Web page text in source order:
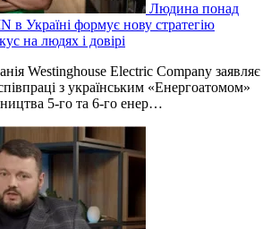
Людина понад
в Україні формує нову стратегію
на людях і довірі
Westinghouse Electric Company заявляє
з українським «Енергоатомом»
5-го та 6-го енер…